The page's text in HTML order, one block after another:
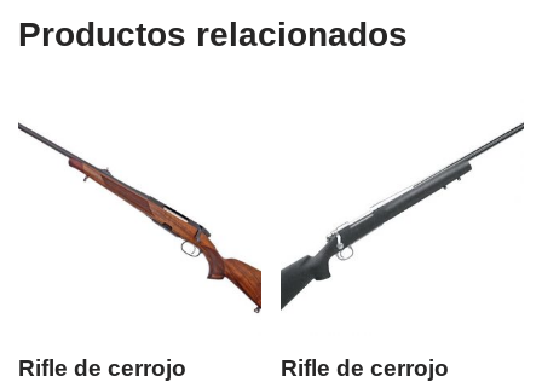
Productos relacionados
Rifle de cerrojo
Rifle de cerrojo